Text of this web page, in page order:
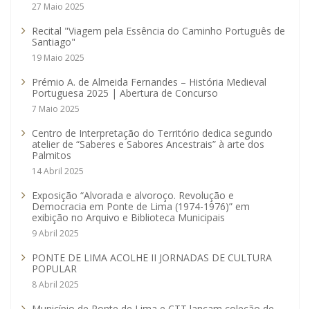
27 Maio 2025
Recital "Viagem pela Essência do Caminho Português de
Santiago"
19 Maio 2025
Prémio A. de Almeida Fernandes – História Medieval
Portuguesa 2025 | Abertura de Concurso
7 Maio 2025
Centro de Interpretação do Território dedica segundo
atelier de “Saberes e Sabores Ancestrais” à arte dos
Palmitos
14 Abril 2025
Exposição “Alvorada e alvoroço. Revolução e
Democracia em Ponte de Lima (1974-1976)” em
exibição no Arquivo e Biblioteca Municipais
9 Abril 2025
PONTE DE LIMA ACOLHE II JORNADAS DE CULTURA
POPULAR
8 Abril 2025